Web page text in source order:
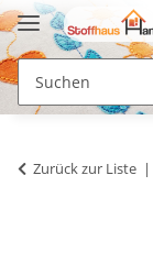
Zurück zur Liste